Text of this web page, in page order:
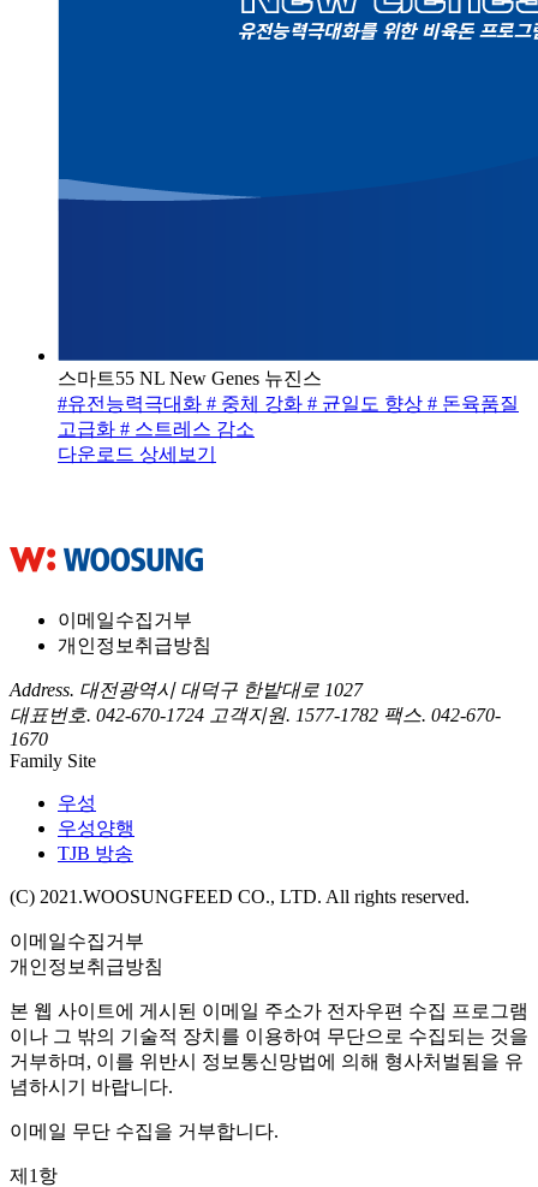
스마트55 NL New Genes 뉴진스
#유전능력극대화 # 중체 강화 # 균일도 향상 # 돈육품질
고급화 # 스트레스 감소
다운로드 상세보기
이메일수집거부
개인정보취급방침
Address. 대전광역시 대덕구 한밭대로 1027
대표번호. 042-670-1724 고객지원. 1577-1782 팩스. 042-670-
1670
Family Site
우성
우성양행
TJB 방송
(C) 2021.WOOSUNGFEED CO., LTD. All rights reserved.
이메일수집거부
개인정보취급방침
본 웹 사이트에 게시된 이메일 주소가 전자우편 수집 프로그램
이나 그 밖의 기술적 장치를 이용하여 무단으로 수집되는 것을
거부하며, 이를 위반시 정보통신망법에 의해 형사처벌됨을 유
념하시기 바랍니다.
이메일 무단 수집을 거부합니다.
제1항